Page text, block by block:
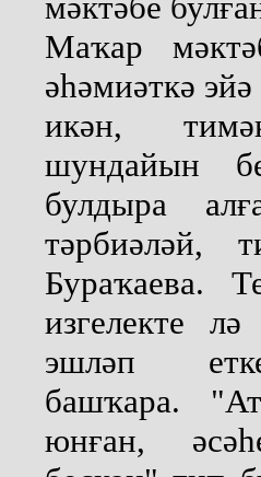
Маҡар
әһәмиәткә
икән,
шундайын
булдыра
тәрбиәләй,
Бураҡаева.
изгелекте
эшләп
башҡара.
юнған,